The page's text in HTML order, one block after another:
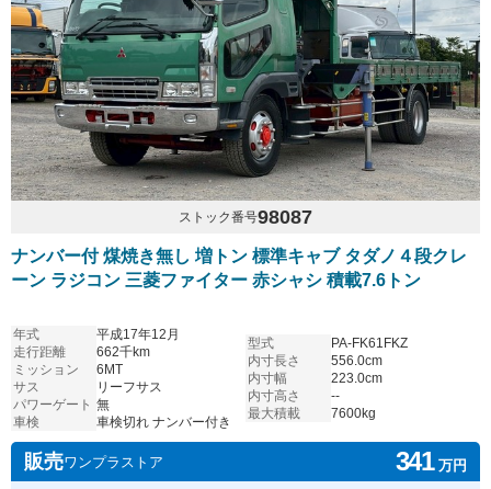
ストック番号98087
ナンバー付 煤焼き無し 増トン 標準キャブ タダノ４段クレ
ーン ラジコン 三菱ファイター 赤シャシ 積載7.6トン
年式
平成17年12月
走行距離
662千km
ミッション
6MT
サス
リーフサス
パワーゲート 無
車検
車検切れ ナンバー付き
型式
PA-FK61FKZ
内寸長さ
556.0cm
内寸幅
223.0cm
内寸高さ
--
最大積載
7600kg
販売ワンプラストア 341万円